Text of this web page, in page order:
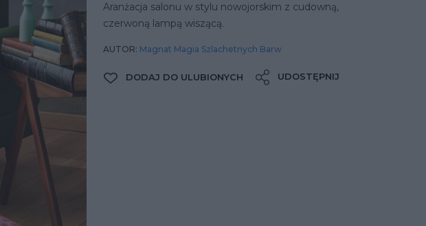
Aranżacja salonu w stylu nowojorskim z cudowną,
czerwoną lampą wiszącą.
AUTOR: Magnat Magia Szlachetnych Barw
DODAJ DO ULUBIONYCH UDOSTĘPNIJ